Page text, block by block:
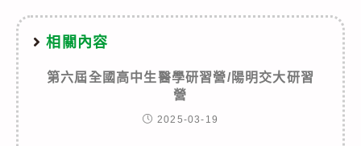
相關內容
第六屆全國高中生醫學研習營/陽明交大研習
營
2025-03-19